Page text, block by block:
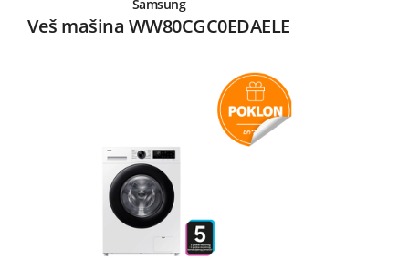
Samsung
Veš mašina WW80CGC0EDAELE